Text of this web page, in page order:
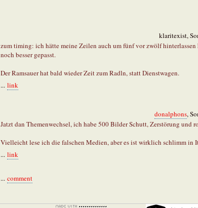
klaritexist,
zum timing: ich hätte meine Zeilen auch um fünf vor zwölf
noch besser gepasst.
Der Ramsauer hat bald wieder Zeit zum Radln, statt Dienstwagen.
... link
donalphons,
Jatzt dan Themenwechsel, ich habe 500 Bilder Schutt, Zerstörung und
Vielleicht lese ich die falschen Medien, aber es ist wirklich schlimm in
... link
... comment